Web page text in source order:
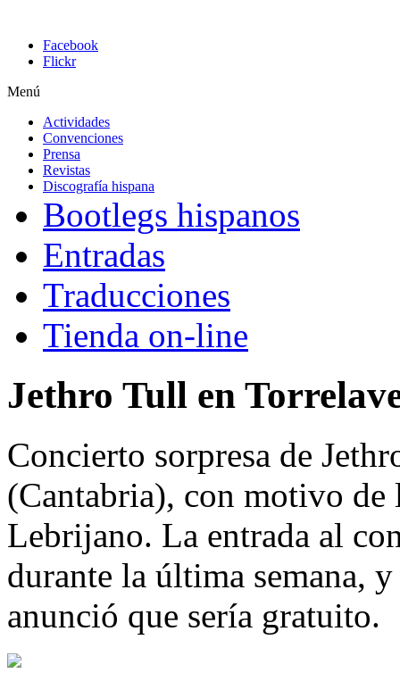
Facebook
Flickr
Menú
Actividades
Convenciones
Prensa
Revistas
Discografía hispana
Bootlegs hispanos
Entradas
Traducciones
Tienda on-line
Jethro Tull en
Concierto sorpresa de
(Cantabria), con motivo
Lebrijano. La entrada al
durante la última semana,
anunció que sería gratuito.